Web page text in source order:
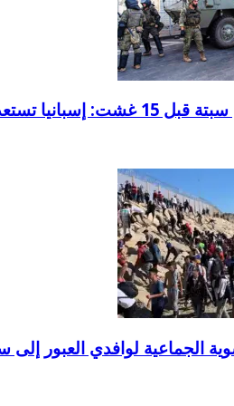
هجرة جماعية جديد
الجماعية لوافدي العبور إلى